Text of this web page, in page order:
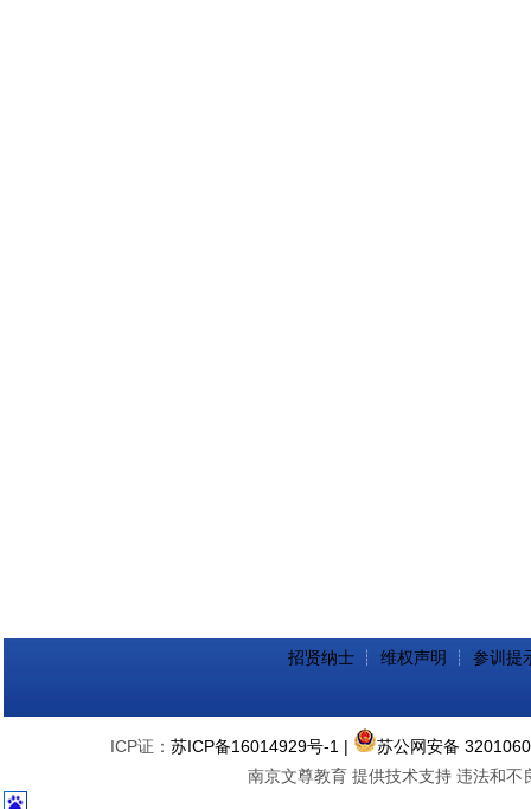
招贤纳士 ┊ 维权声明 ┊ 参训提
ICP证： 苏ICP备16014929号-1 |
苏公网安备
南京文尊教育 提供技术支持 违法和